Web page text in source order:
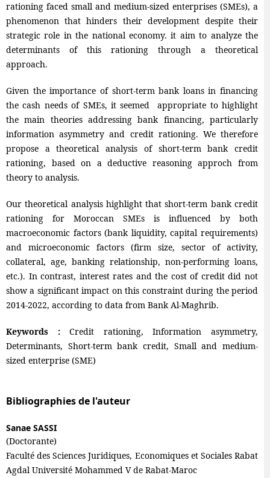
rationing faced small and medium-sized enterprises (SMEs), a
phenomenon that hinders their development despite their
strategic role in the national economy. it aim to analyze the
determinants of this rationing through a theoretical
approach.
Given the importance of short-term bank loans in financing
the cash needs of SMEs, it seemed appropriate to highlight
the main theories addressing bank financing, particularly
information asymmetry and credit rationing. We therefore
propose a theoretical analysis of short-term bank credit
rationing, based on a deductive reasoning approch from
theory to analysis.
Our theoretical analysis highlight that short-term bank credit
rationing for Moroccan SMEs is influenced by both
macroeconomic factors (bank liquidity, capital requirements)
and microeconomic factors (firm size, sector of activity,
collateral, age, banking relationship, non-performing loans,
etc.). In contrast, interest rates and the cost of credit did not
show a significant impact on this constraint during the period
2014-2022, according to data from Bank Al-Maghrib.
Keywords :Credit rationing, Information asymmetry,
Determinants, Short-term bank credit, Small and medium-
sized enterprise (SME)
Bibliographies de l'auteur
Sanae SASSI
(Doctorante)
Faculté des Sciences Juridiques, Economiques et Sociales Rabat
Agdal Université Mohammed V de Rabat-Maroc